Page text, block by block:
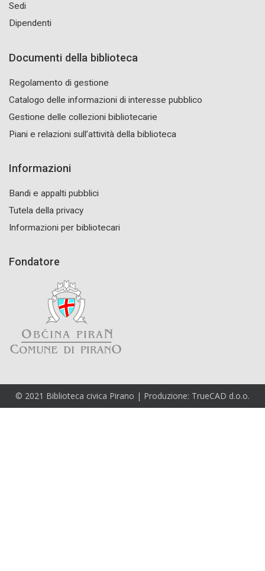
Sedi
Dipendenti
Documenti della biblioteca
Regolamento di gestione
Catalogo delle informazioni di interesse pubblico
Gestione delle collezioni bibliotecarie
Piani e relazioni sull’attività della biblioteca
Informazioni
Bandi e appalti pubblici
Tutela della privacy
Informazioni per bibliotecari
Fondatore
© 2021 Biblioteca civica Pirano | Produzione: TrueCAD d.o.o.